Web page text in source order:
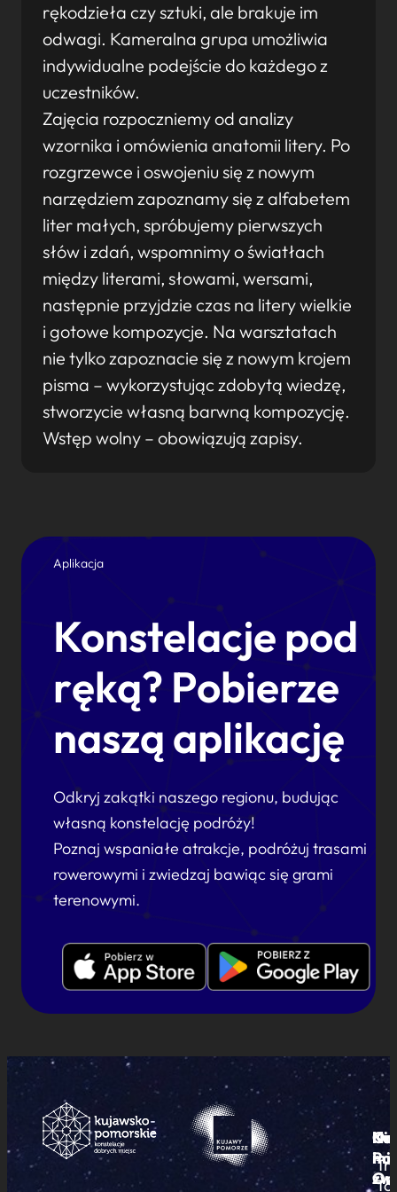
rękodzieła czy sztuki, ale brakuje im
odwagi. Kameralna grupa umożliwia
indywidualne podejście do każdego z
uczestników.
Zajęcia rozpoczniemy od analizy
wzornika i omówienia anatomii litery. Po
rozgrzewce i oswojeniu się z nowym
narzędziem zapoznamy się z alfabetem
liter małych, spróbujemy pierwszych
słów i zdań, wspomnimy o światłach
między literami, słowami, wersami,
następnie przyjdzie czas na litery wielkie
i gotowe kompozycje. Na warsztatach
nie tylko zapoznacie się z nowym krojem
pisma – wykorzystując zdobytą wiedzę,
stworzycie własną barwną kompozycję.
Wstęp wolny – obowiązują zapisy.
Aplikacja
Konstelacje pod
ręką? Pobierze
naszą aplikację
Odkryj zakątki naszego regionu, budując
własną konstelację podróży!
Poznaj wspaniałe atrakcje, podróżuj trasami
rowerowymi i zwiedzaj bawiąc się grami
terenowymi.
i